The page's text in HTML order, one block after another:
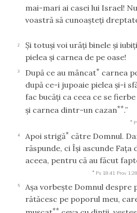
mai-mari ai casei lui Israel! Nu
voastră să cunoaşteţi
2
Şi totuşi voi urâţi binele şi
pielea şi carnea de pe oase!
3 După ce au mâncat* carnea
după ce-i jupoaie pielea şi-i
fac bucăţi ca ceea ce se
şi carnea dintr-un cazan**.”
*
4 Apoi strigă* către Domnul.
răspunde, ci Îşi ascunde Faţa
aceea, pentru că au făcut
* Ps 18:41 Prov 1:28
5 Aşa vorbeşte Domnul despre
rătăcesc pe poporul meu,
**